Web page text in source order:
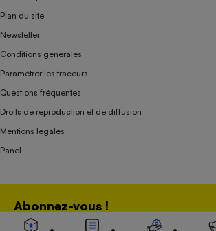
Abonnez-vous !
Bénéficiez d'une expertise unique tout en
Plan du site
Newsletter
Conditions générales
Paramétrer les traceurs
Questions fréquentes
Droits de reproduction et de diffusion
Mentions légales
Panel
Association indépendante de l’État, des syndicats, des
distributeurs depuis 1951.